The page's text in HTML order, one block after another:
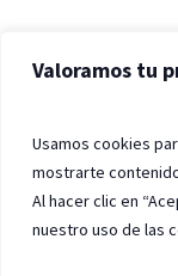
Valoramos tu
Usamos cookies
mostrarte
Al hacer clic en
nuestro uso de las